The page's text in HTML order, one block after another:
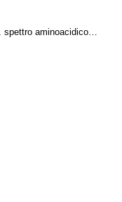
spettro aminoacidico…